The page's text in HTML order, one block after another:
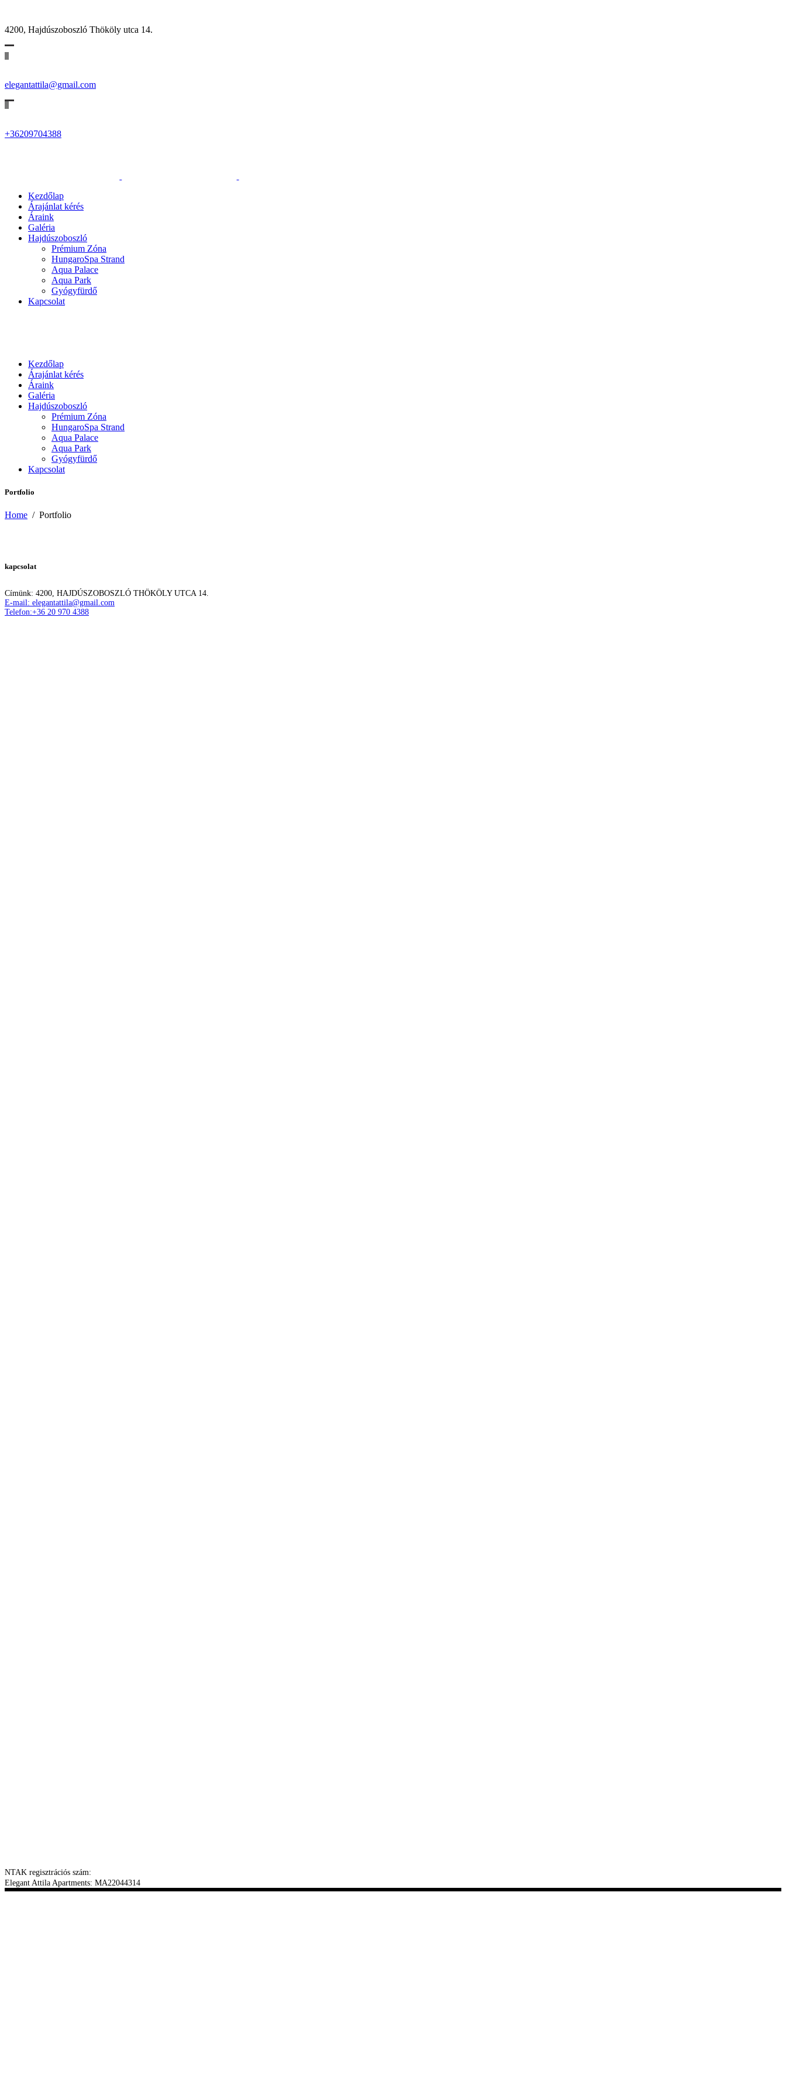
4200, Hajdúszoboszló Thököly utca 14.
elegantattila@gmail.com
+36209704388
Kezdőlap
Árajánlat kérés
Áraink
Galéria
Hajdúszoboszló
Prémium Zóna
HungaroSpa Strand
Aqua Palace
Aqua Park
Gyógyfürdő
Kapcsolat
Kezdőlap
Árajánlat kérés
Áraink
Galéria
Hajdúszoboszló
Prémium Zóna
HungaroSpa Strand
Aqua Palace
Aqua Park
Gyógyfürdő
Kapcsolat
Portfolio
Home / Portfolio
kapcsolat
Címünk: 4200, HAJDÚSZOBOSZLÓ THÖKÖLY UTCA 14.
E-mail: elegantattila@gmail.com
Telefon:+36 20 970 4388
NTAK regisztrációs szám:
Elegant Attila Apartments: MA22044314